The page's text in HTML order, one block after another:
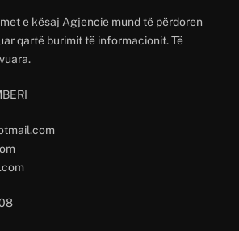
e kësaj Agjencie mund të përdoren
qartë burimit të informacionit. Të